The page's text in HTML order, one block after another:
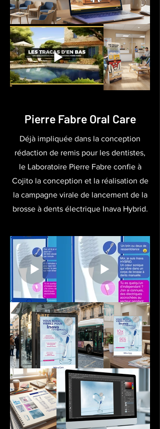
Pierre Fabre Oral Care
Déjà impliquée dans la conception
rédaction de remis pour les dentistes,
le Laboratoire Pierre Fabre confie à
Cojito la conception et la réalisation de
la campagne virale de lancement de la
brosse à dents électrique Inava Hybrid.